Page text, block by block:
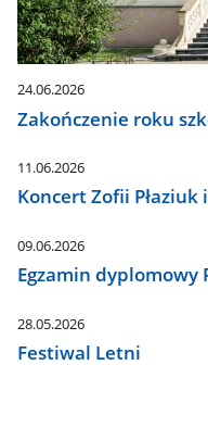
24.06.2026
Zakończenie roku
11.06.2026
Koncert Zofii Płaziuk
09.06.2026
Egzamin dyplomowy
28.05.2026
Festiwal Letni